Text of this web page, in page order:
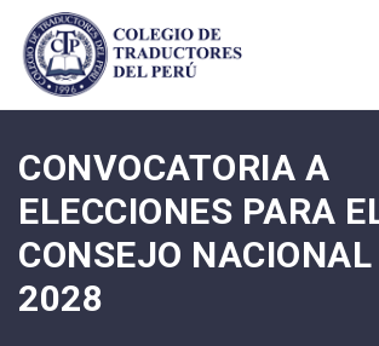
CONVOCATORIA A
ELECCIONES PARA
CONSEJO
2028